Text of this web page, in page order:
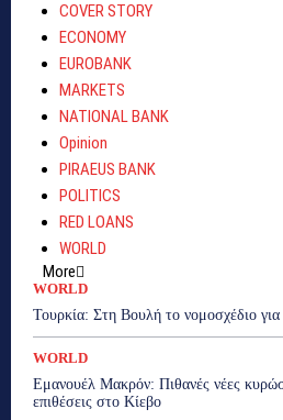
COVER STORY
ECONOMY
EUROBANK
MARKETS
NATIONAL BANK
Opinion
PIRAEUS BANK
POLITICS
RED LOANS
WORLD
More
WORLD
Τουρκία: Στη Βουλή το νομοσχέδιο
WORLD
Εμανουέλ Μακρόν: Πιθανές νέες
επιθέσεις στο Κίεβο